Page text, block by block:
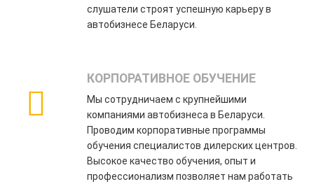
слушатели строят успешную карьеру в
автобизнесе Беларуси.
КОРПОРАТИВНОЕ ОБУЧЕНИЕ
Мы сотрудничаем с крупнейшими
компаниями автобизнеса в Беларуси.
Проводим корпоративные программы
обучения специалистов дилерских центров.
Высокое качество обучения, опыт и
профессионализм позволяет нам работать